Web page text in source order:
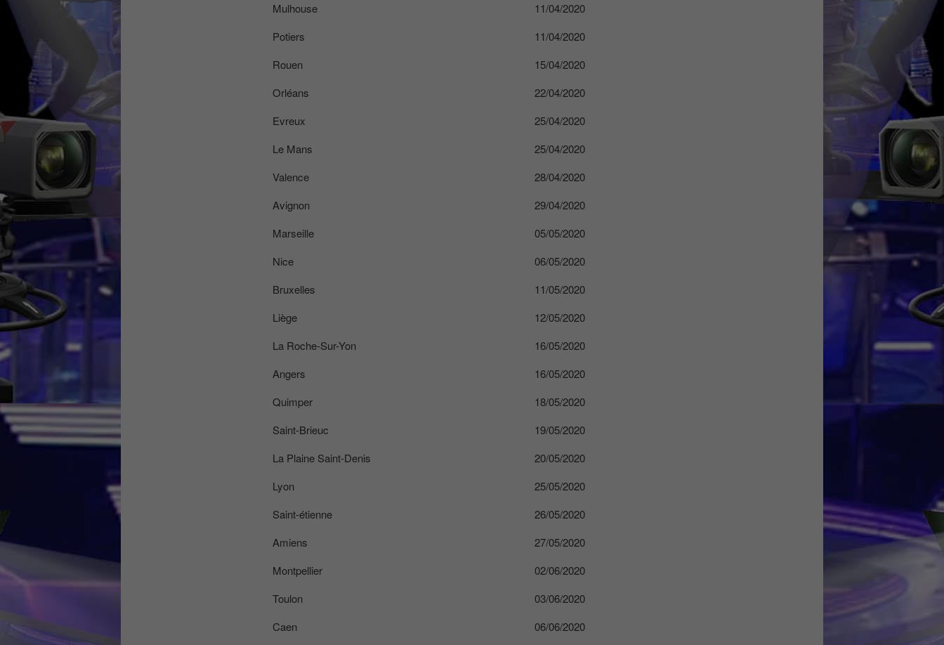
Mulhouse
11/04/2020
Potiers
11/04/2020
Rouen
15/04/2020
Orléans
22/04/2020
Evreux
25/04/2020
Le Mans
25/04/2020
Valence
28/04/2020
Avignon
29/04/2020
Marseille
05/05/2020
Nice
06/05/2020
Bruxelles
11/05/2020
Liège
12/05/2020
La Roche-Sur-Yon
16/05/2020
Angers
16/05/2020
Quimper
18/05/2020
Saint-Brieuc
19/05/2020
La Plaine Saint-Denis
20/05/2020
Lyon
25/05/2020
Saint-étienne
26/05/2020
Amiens
27/05/2020
Montpellier
02/06/2020
Toulon
03/06/2020
Caen
06/06/2020